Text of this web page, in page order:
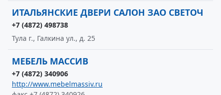
ИТАЛЬЯНСКИЕ ДВЕРИ САЛОН ЗАО СВЕТОЧ
+7 (4872) 498738
Тула г., Галкина ул., д. 25
МЕБЕЛЬ МАССИВ
+7 (4872) 340906
http://www.mebelmassiv.ru